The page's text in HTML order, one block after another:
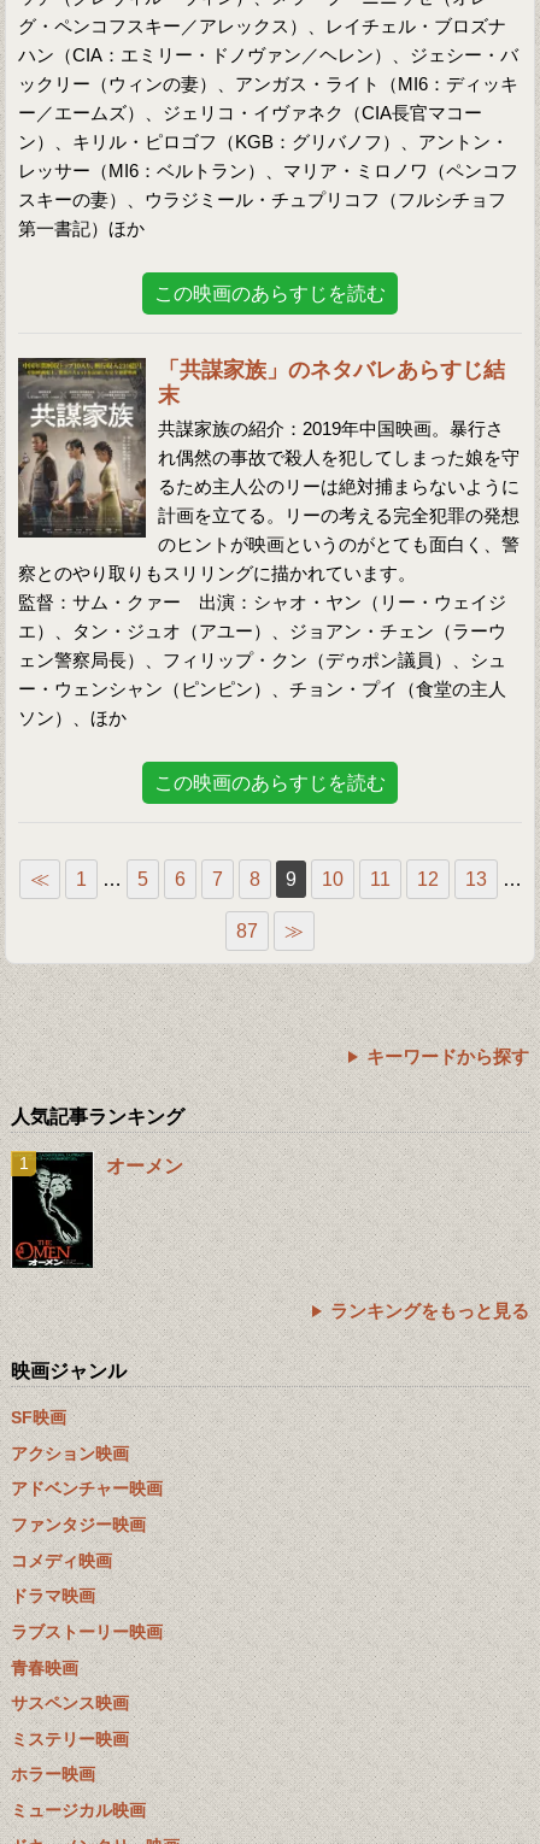
グ・ペンコフスキー／アレックス）、レイチェル・ブロズナ
ハン（CIA：エミリー・ドノヴァン／ヘレン）、ジェシー・バ
ックリー（ウィンの妻）、アンガス・ライト（MI6：ディッキ
ー／エームズ）、ジェリコ・イヴァネク（CIA長官マコー
ン）、キリル・ピロゴフ（KGB：グリバノフ）、アントン・
レッサー（MI6：ベルトラン）、マリア・ミロノワ（ペンコフ
スキーの妻）、ウラジミール・チュプリコフ（フルシチョフ
第一書記）ほか
この映画のあらすじを読む
「共謀家族」のネタバレあらすじ結
末
共謀家族の紹介：2019年中国映画。暴行さ
れ偶然の事故で殺人を犯してしまった娘を守
るため主人公のリーは絶対捕まらないように
計画を立てる。リーの考える完全犯罪の発想
のヒントが映画というのがとても面白く、警
察とのやり取りもスリリングに描かれています。
監督：サム・クァー 出演：シャオ・ヤン（リー・ウェイジ
エ）、タン・ジュオ（アユー）、ジョアン・チェン（ラーウ
ェン警察局長）、フィリップ・クン（デゥポン議員）、シュ
ー・ウェンシャン（ピンピン）、チョン・プイ（食堂の主人
ソン）、ほか
この映画のあらすじを読む
≪ 1 … 5 6 7 8 9 10 11 12 13 …
87 ≫
キーワードから探す
人気記事ランキング
オーメン
ランキングをもっと見る
映画ジャンル
SF映画
アクション映画
アドベンチャー映画
ファンタジー映画
コメディ映画
ドラマ映画
ラブストーリー映画
青春映画
サスペンス映画
ミステリー映画
ホラー映画
ミュージカル映画